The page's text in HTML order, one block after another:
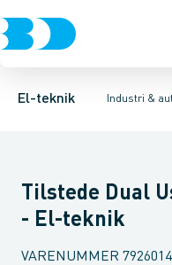
El-teknik Industri &
Afbrydere,
Industristiksystemer
Bevægelsesmelder til
Tilstede Dual
- El-teknik
VARENUMMER